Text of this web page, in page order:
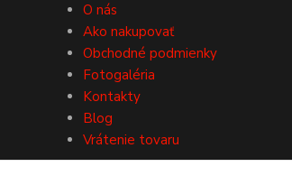
O nás
Ako nakupovať
Obchodné podmienky
Fotogaléria
Kontakty
Blog
Vrátenie tovaru